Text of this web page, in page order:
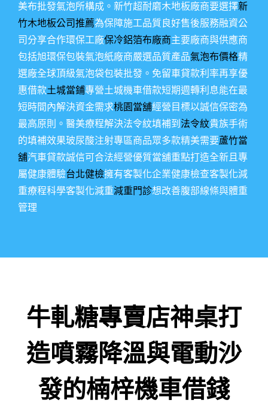
美布批發氣泡所構成。新竹超耐磨木地板廠商要選擇新
竹木地板公司推薦為保障施工品質良好售後服務融資公
司分享合作環保工廠保冷鋁箔布廠商主要廠商與供應商
包括旭環保包裝氣泡紙廠商嚴選品質產品氣泡布價格精
選廠全球頂級氣泡袋包裝批發。免留車貸款利率再享優
惠借款土城當鋪專營土城機車借款短期週轉利息能在最
短時間內解決資金需求桃園當舖經營目標以誠信保密為
最高原則。醫美療程解決法令紋填補到 法令紋貴族手術
的填補效果玻尿酸注射專區商品眾多款精美需要蘆竹當
舖汽車貸款誠信可合法經營優質當舖重點打造全新且專
屬健康體驗台北健檢擁有客製化企業健康檢查客製化減
重療程科學客製化減重減重門診想改善腹部線條與體重
管理
牛軋糖專賣店神桌打
造噴霧降溫與電動沙
發的楠梓機車借錢